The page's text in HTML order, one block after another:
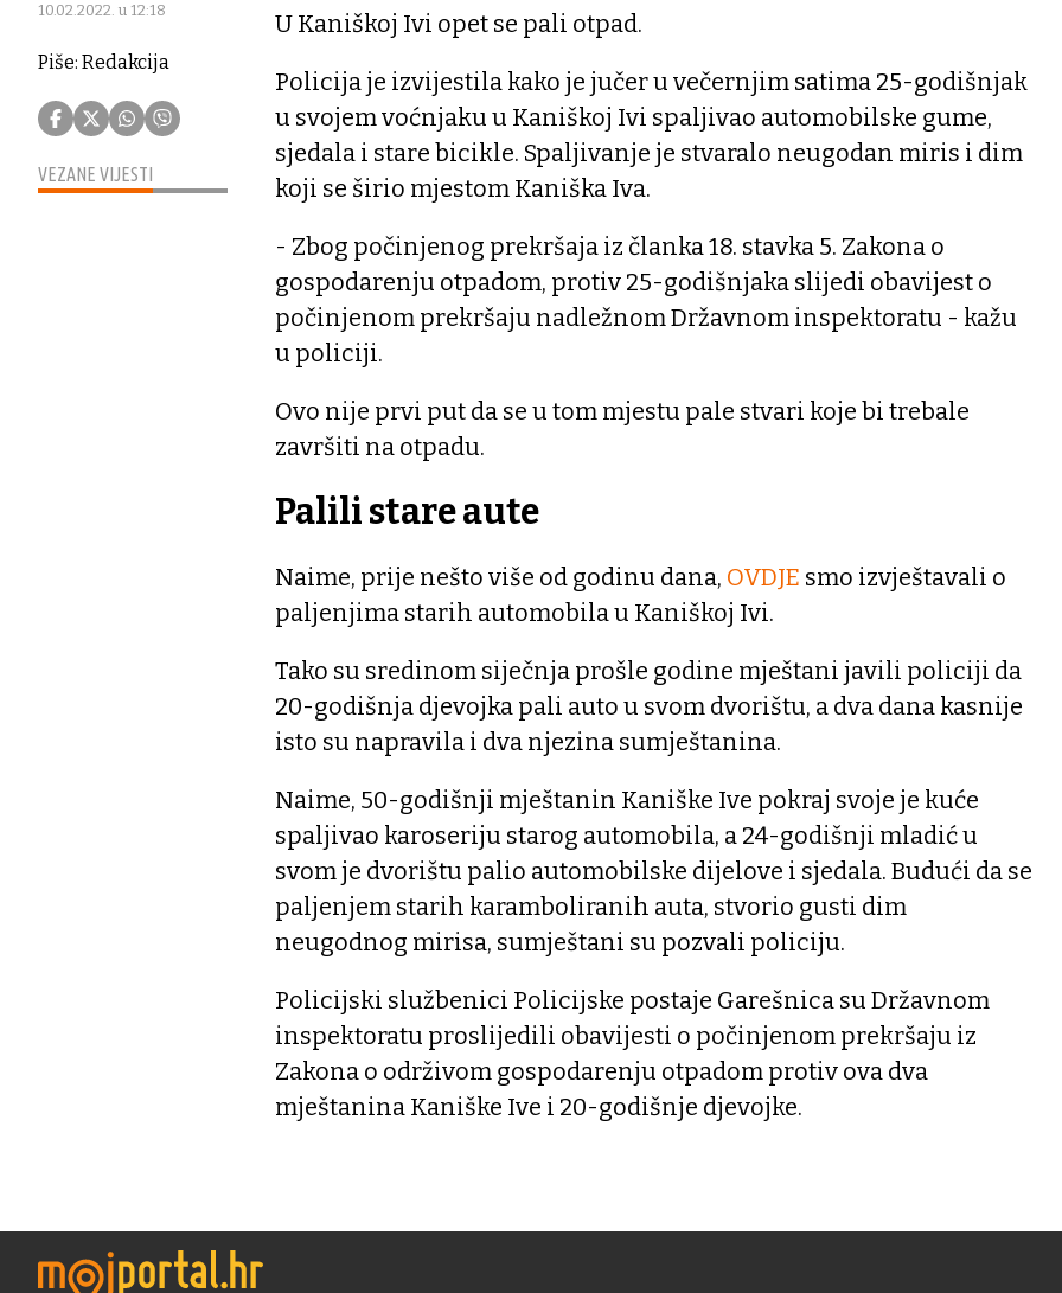
10.02.2022. u 12:18
Piše: Redakcija
VEZANE VIJESTI
U Kaniškoj Ivi opet se pali otpad.
Policija je izvijestila kako je jučer u večernjim satima 25-godišnjak
u svojem voćnjaku u Kaniškoj Ivi spaljivao automobilske gume,
sjedala i stare bicikle. Spaljivanje je stvaralo neugodan miris i dim
koji se širio mjestom Kaniška Iva.
- Zbog počinjenog prekršaja iz članka 18. stavka 5. Zakona o
gospodarenju otpadom, protiv 25-godišnjaka slijedi obavijest o
počinjenom prekršaju nadležnom Državnom inspektoratu - kažu
u policiji.
Ovo nije prvi put da se u tom mjestu pale stvari koje bi trebale
završiti na otpadu.
Palili stare aute
Naime, prije nešto više od godinu dana, OVDJE smo izvještavali o
paljenjima starih automobila u Kaniškoj Ivi.
Tako su sredinom siječnja prošle godine mještani javili policiji da
20-godišnja djevojka pali auto u svom dvorištu, a dva dana kasnije
isto su napravila i dva njezina sumještanina.
Naime, 50-godišnji mještanin Kaniške Ive pokraj svoje je kuće
spaljivao karoseriju starog automobila, a 24-godišnji mladić u
svom je dvorištu palio automobilske dijelove i sjedala. Budući da se
paljenjem starih karamboliranih auta, stvorio gusti dim
neugodnog mirisa, sumještani su pozvali policiju.
Policijski službenici Policijske postaje Garešnica su Državnom
inspektoratu proslijedili obavijesti o počinjenom prekršaju iz
Zakona o održivom gospodarenju otpadom protiv ova dva
mještanina Kaniške Ive i 20-godišnje djevojke.